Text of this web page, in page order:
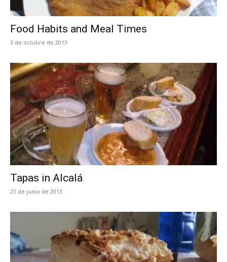
Food Habits and Meal Times
3 de octubre de 2013
Tapas in Alcalá
21 de junio de 2013